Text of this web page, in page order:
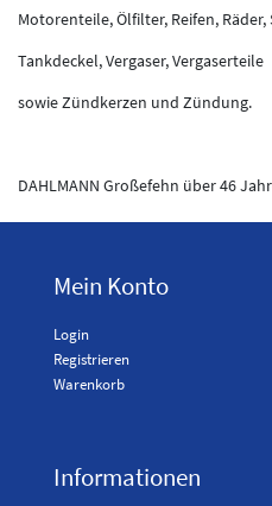
Motorenteile, Ölfilter, Reifen,
Tankdeckel, Vergaser, Vergaserteile
sowie Zündkerzen und Zündung.
DAHLMANN Großefehn über 46
Mein Konto
Login
Registrieren
Warenkorb
Informationen